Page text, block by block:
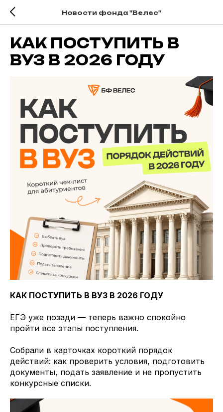
Новости фонда "Велес"
КАК ПОСТУПИТЬ В
ВУЗ В 2026 ГОДУ
КАК ПОСТУПИТЬ В ВУЗ В 2026 ГОДУ
ЕГЭ уже позади — теперь важно спокойно
пройти все этапы поступления.
Собрали в карточках короткий порядок
действий: как проверить условия, подготовить
документы, подать заявление и не пропустить
конкурсные списки.